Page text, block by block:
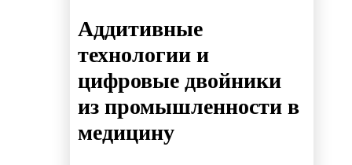
Аддитивные
технологии и
цифровые двойники
из промышленности в
медицину